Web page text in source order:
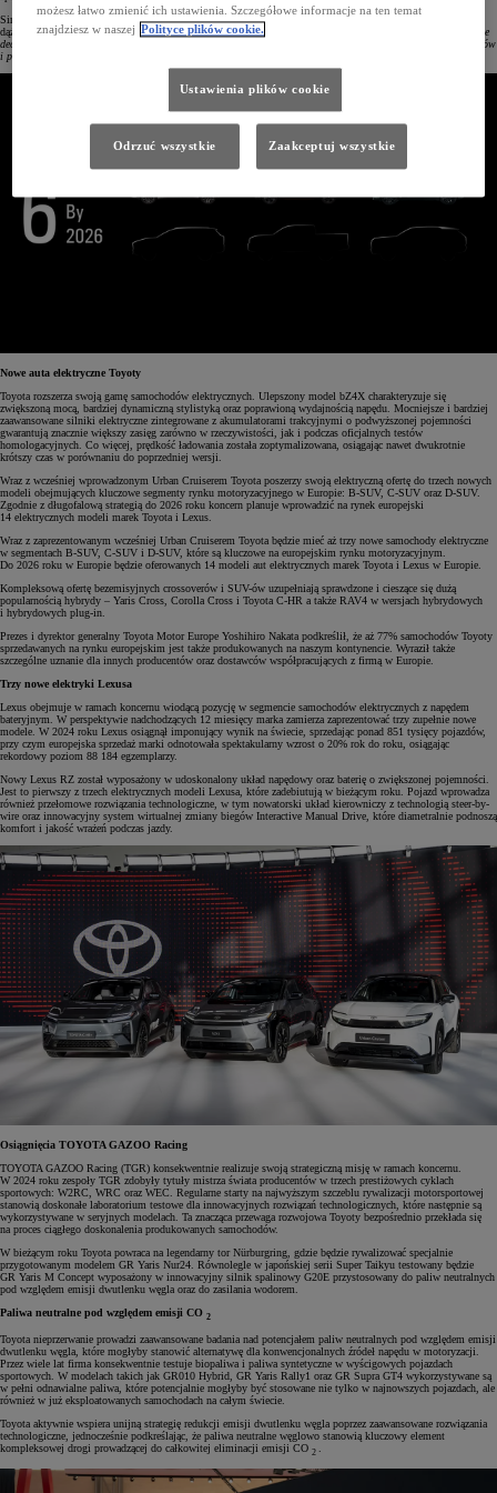
Simon Humphries, Chief Branding Officer i członek zarządu Toyota Motor Corporation, tak podsumował
dążenia marki:„Chcemy, aby wszyscy klienci czuli, że mają możliwość podjęcia właściwej i dobrej dla siebie
decyzji. Zapewnienie szerokiego wyboru leży u podstaw naszej filozofii tworzenia coraz lepszych samochodów
i przekłada się na naszą drogę do zrównoważonego rozwoju”.
Nowe auta elektryczne Toyoty
Toyota rozszerza swoją gamę samochodów elektrycznych. Ulepszony model bZ4X charakteryzuje się
zwiększoną mocą, bardziej dynamiczną stylistyką oraz poprawioną wydajnością napędu. Mocniejsze i bardziej
zaawansowane silniki elektryczne zintegrowane z akumulatorami trakcyjnymi o podwyższonej pojemności
gwarantują znacznie większy zasięg zarówno w rzeczywistości, jak i podczas oficjalnych testów
homologacyjnych. Co więcej, prędkość ładowania została zoptymalizowana, osiągając nawet dwukrotnie
krótszy czas w porównaniu do poprzedniej wersji.
Wraz z wcześniej wprowadzonym Urban Cruiserem Toyota poszerzy swoją elektryczną ofertę do trzech nowych
modeli obejmujących kluczowe segmenty rynku motoryzacyjnego w Europie: B-SUV, C-SUV oraz D-SUV.
Zgodnie z długofalową strategią do 2026 roku koncern planuje wprowadzić na rynek europejski
14 elektrycznych modeli marek Toyota i Lexus.
Wraz z zaprezentowanym wcześniej Urban Cruiserem Toyota będzie mieć aż trzy nowe samochody elektryczne
w segmentach B-SUV, C-SUV i D-SUV, które są kluczowe na europejskim rynku motoryzacyjnym.
Do 2026 roku w Europie będzie oferowanych 14 modeli aut elektrycznych marek Toyota i Lexus w Europie.
Kompleksową ofertę bezemisyjnych crossoverów i SUV-ów uzupełniają sprawdzone i cieszące się dużą
popularnością hybrydy – Yaris Cross, Corolla Cross i Toyota C-HR a także RAV4 w wersjach hybrydowych
i hybrydowych plug-in.
Prezes i dyrektor generalny Toyota Motor Europe Yoshihiro Nakata podkreślił, że aż 77% samochodów Toyoty
sprzedawanych na rynku europejskim jest także produkowanych na naszym kontynencie. Wyraził także
szczególne uznanie dla innych producentów oraz dostawców współpracujących z firmą w Europie.
Trzy nowe elektryki Lexusa
Lexus obejmuje w ramach koncernu wiodącą pozycję w segmencie samochodów elektrycznych z napędem
bateryjnym. W perspektywie nadchodzących 12 miesięcy marka zamierza zaprezentować trzy zupełnie nowe
modele. W 2024 roku Lexus osiągnął imponujący wynik na świecie, sprzedając ponad 851 tysięcy pojazdów,
przy czym europejska sprzedaż marki odnotowała spektakularny wzrost o 20% rok do roku, osiągając
rekordowy poziom 88 184 egzemplarzy.
Nowy Lexus RZ został wyposażony w udoskonalony układ napędowy oraz baterię o zwiększonej pojemności.
Jest to pierwszy z trzech elektrycznych modeli Lexusa, które zadebiutują w bieżącym roku. Pojazd wprowadza
również przełomowe rozwiązania technologiczne, w tym nowatorski układ kierowniczy z technologią steer-by-
wire oraz innowacyjny system wirtualnej zmiany biegów Interactive Manual Drive, które diametralnie podnoszą
komfort i jakość wrażeń podczas jazdy.
Osiągnięcia TOYOTA GAZOO Racing
TOYOTA GAZOO Racing (TGR) konsekwentnie realizuje swoją strategiczną misję w ramach koncernu.
W 2024 roku zespoły TGR zdobyły tytuły mistrza świata producentów w trzech prestiżowych cyklach
sportowych: W2RC, WRC oraz WEC. Regularne starty na najwyższym szczeblu rywalizacji motorsportowej
stanowią doskonałe laboratorium testowe dla innowacyjnych rozwiązań technologicznych, które następnie są
wykorzystywane w seryjnych modelach. Ta znacząca przewaga rozwojowa Toyoty bezpośrednio przekłada się
na proces ciągłego doskonalenia produkowanych samochodów.
W bieżącym roku Toyota powraca na legendarny tor Nürburgring, gdzie będzie rywalizować specjalnie
przygotowanym modelem GR Yaris Nur24. Równolegle w japońskiej serii Super Taikyu testowany będzie
GR Yaris M Concept wyposażony w innowacyjny silnik spalinowy G20E przystosowany do paliw neutralnych
pod względem emisji dwutlenku węgla oraz do zasilania wodorem.
Paliwa neutralne pod względem emisji CO 2
Toyota nieprzerwanie prowadzi zaawansowane badania nad potencjałem paliw neutralnych pod względem emisji
dwutlenku węgla, które mogłyby stanowić alternatywę dla konwencjonalnych źródeł napędu w motoryzacji.
Przez wiele lat firma konsekwentnie testuje biopaliwa i paliwa syntetyczne w wyścigowych pojazdach
sportowych. W modelach takich jak GR010 Hybrid, GR Yaris Rally1 oraz GR Supra GT4 wykorzystywane są
w pełni odnawialne paliwa, które potencjalnie mogłyby być stosowane nie tylko w najnowszych pojazdach, ale
również w już eksploatowanych samochodach na całym świecie.
Toyota aktywnie wspiera unijną strategię redukcji emisji dwutlenku węgla poprzez zaawansowane rozwiązania
technologiczne, jednocześnie podkreślając, że paliwa neutralne węglowo stanowią kluczowy element
kompleksowej drogi prowadzącej do całkowitej eliminacji emisji CO 2
możesz łatwo zmienić ich ustawienia. Szczegółowe informacje na ten temat
znajdziesz w naszej Polityce plików cookie.
Ustawienia plików cookie
Odrzuć wszystkie Zaakceptuj wszystkie